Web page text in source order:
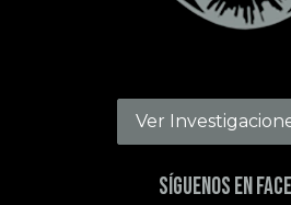
Ver
Síguenos en